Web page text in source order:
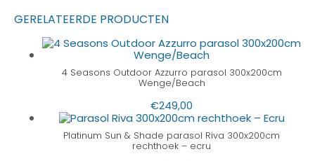
GERELATEERDE PRODUCTEN
4 Seasons Outdoor Azzurro parasol 300x200cm
Wenge/Beach
€249,00
Platinum Sun & Shade parasol Riva 300x200cm
rechthoek – ecru